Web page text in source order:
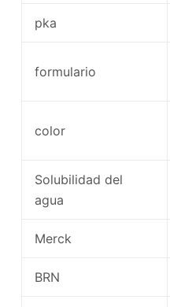
pka
formulario
color
Solubilidad del
agua
Merck
BRN